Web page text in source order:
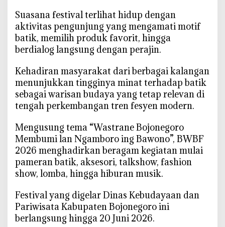
n
P
r
u
B
a
t
k
d
a
n
U
M
K
M
B
‎Suasana festival terlihat hidup dengan
aktivitas pengunjung yang mengamati motif
batik, memilih produk favorit, hingga
berdialog langsung dengan perajin.
‎Kehadiran masyarakat dari berbagai kalangan
menunjukkan tingginya minat terhadap batik
sebagai warisan budaya yang tetap relevan di
tengah perkembangan tren fesyen modern.
‎Mengusung tema “Wastrane Bojonegoro
Membumi lan Ngamboro ing Bawono”, BWBF
2026 menghadirkan beragam kegiatan mulai
pameran batik, aksesori, talkshow, fashion
show, lomba, hingga hiburan musik.
‎Festival yang digelar Dinas Kebudayaan dan
Pariwisata Kabupaten Bojonegoro ini
berlangsung hingga 20 Juni 2026.